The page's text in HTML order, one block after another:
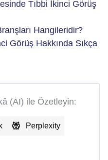
Tıbbi İkinci Görüş
Hangileridir?
Görüş Hakkında Sıkça
(AI) ile Özetleyin:
Perplexity